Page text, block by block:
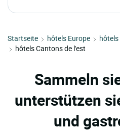
Startseite hôtels Europe
hôtels Cantons de l'est
Sammeln
unterstützen
und